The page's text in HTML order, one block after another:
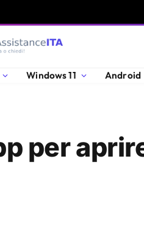
Windows 11 Android
per